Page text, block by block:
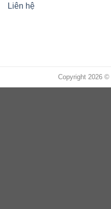
Liên hệ
Copyright 2026 ©